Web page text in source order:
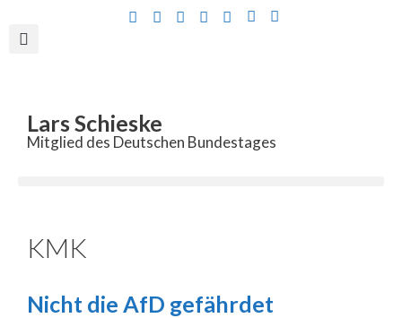
Lars Schieske
Mitglied des Deutschen Bundestages
KMK
Nicht die AfD gefährdet